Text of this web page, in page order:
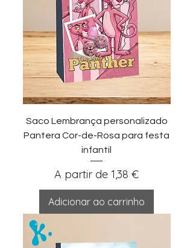
Saco Lembrança personalizado
Pantera Cor-de-Rosa para festa
infantil
A partir de 1,38 €
Preço promocional
Adicionar ao carrinho